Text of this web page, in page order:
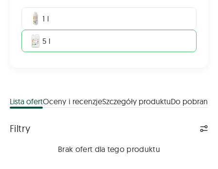
1 l
5 l
Lista ofertOceny i recenzjeSzczegóły produktuDo pobrania
Filtry
Brak ofert dla tego produktu